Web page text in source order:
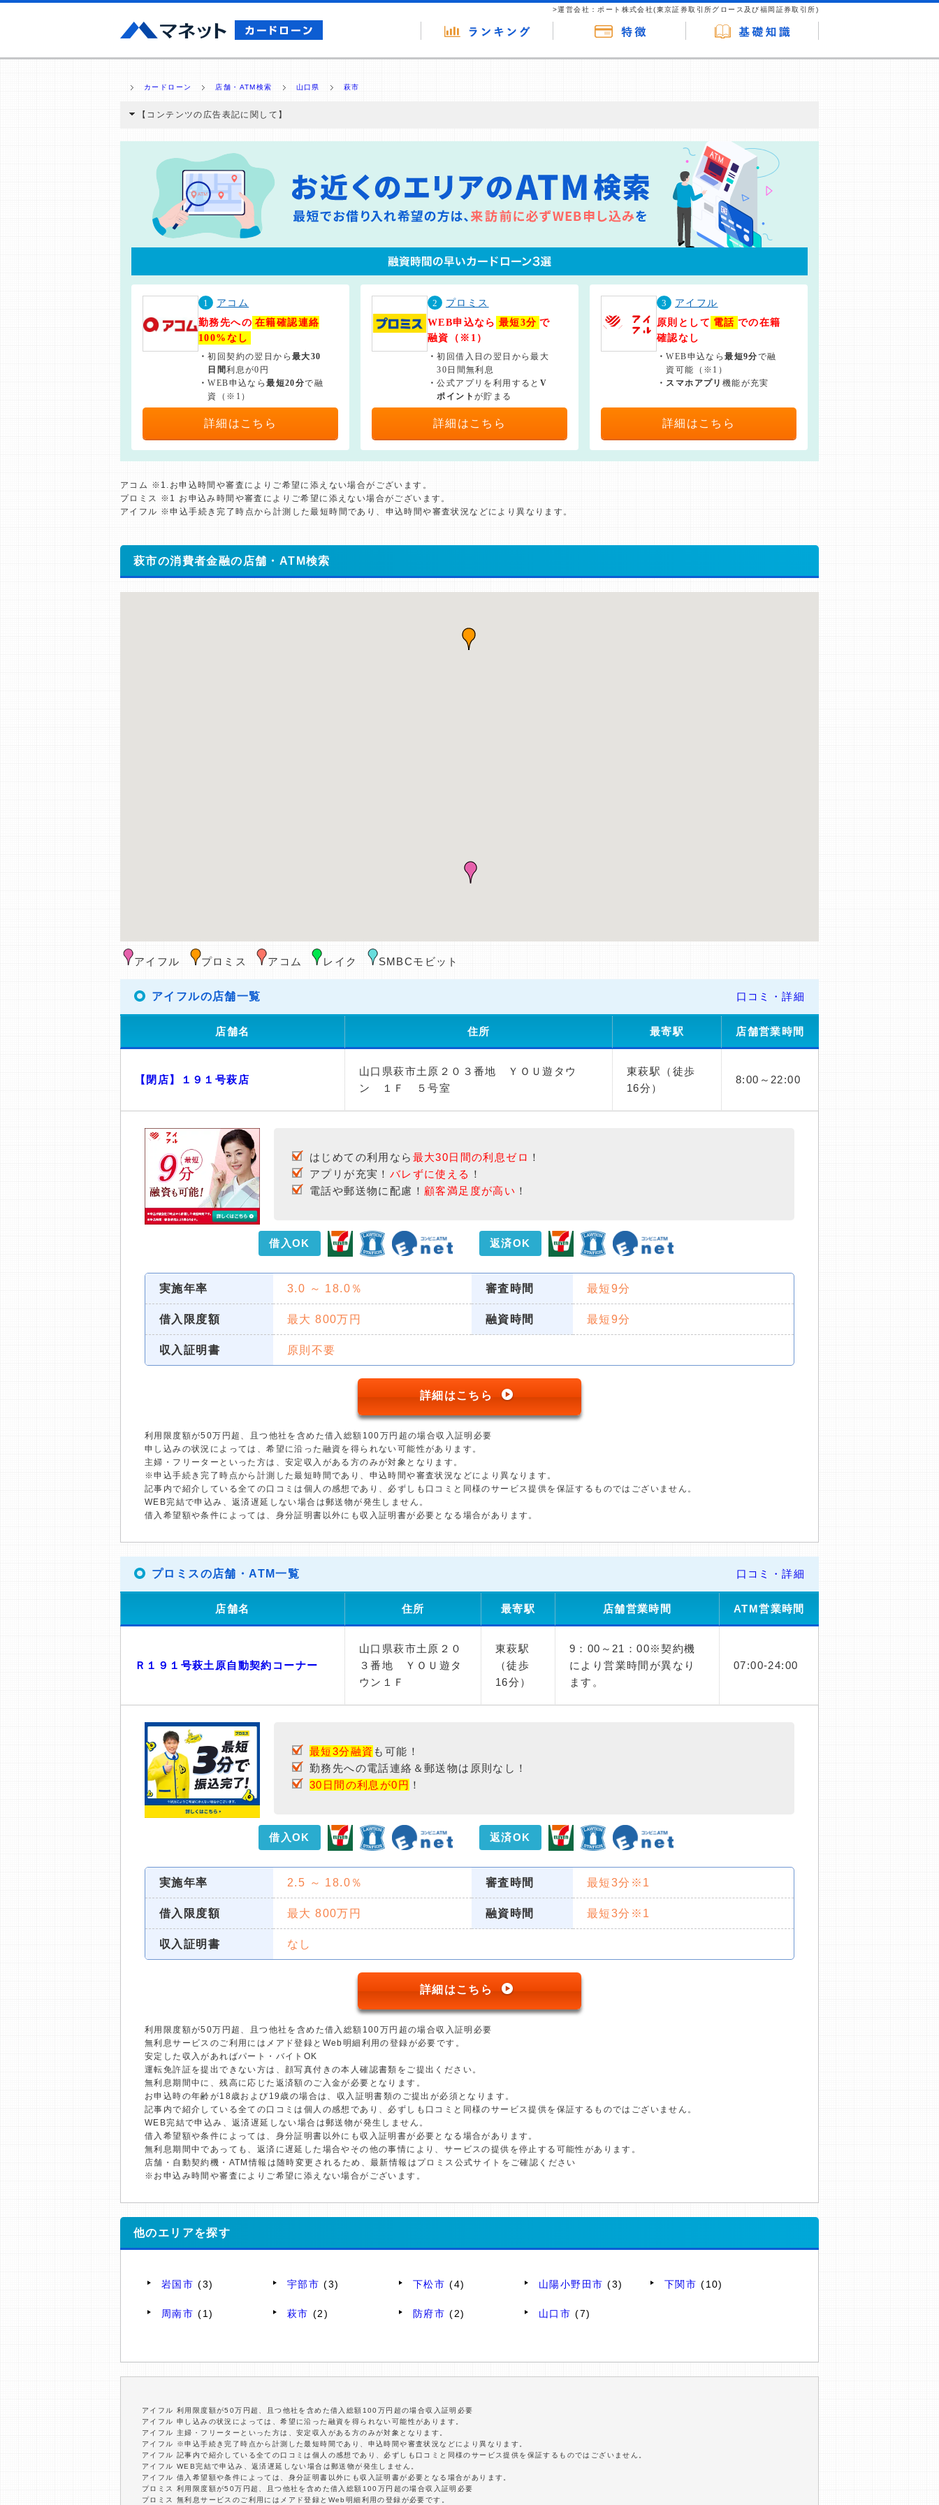
>運営会社：ポート株式会社(東京証券取引所グロース及び福岡証券取引所)
カードローン 店舗・ATM検索 山口県 萩市
【コンテンツの広告表記に関して】
と弊社に対して企業から紹介報酬が支払われるという収益モデルです。 ただし、特定の商品を根拠なくPRするものではなく、当編集部の調査／ユーザーへの口コ
ミ収集などに基づき、公平性を担保した情報提供を行っています。
>提携企業一覧
1
アコム
勤務先への 在籍確認連絡
100%なし
・初回契約の翌日から最大30
日間利息が0円
・WEB申込なら最短20分で融
資（※1）
詳細はこちら
2
プロミス
WEB申込なら 最短3分 で
融資（※1）
・初回借入日の翌日から最大
30日間無利息
・公式アプリを利用すると V
ポイントが貯まる
詳細はこちら
3
アイフル
原則として 電話 での在籍
確認なし
・WEB申込なら最短9分で融
資可能（※1）
・ スマホアプリ 機能が充実
詳細はこちら
アコム ※1.お申込時間や審査によりご希望に添えない場合がございます。
プロミス ※1 お申込み時間や審査によりご希望に添えない場合がございます。
アイフル ※申込手続き完了時点から計測した最短時間であり、申込時間や審査状況などにより異なります。
萩市の消費者金融の店舗・ATM検索
アイフル プロミス アコム レイク SMBCモビット
アイフルの店舗一覧 口コミ・詳細
店舗名 住所 最寄駅 店舗営業時間
【閉店】１９１号萩店
山口県萩市土原２０３番地 ＹＯＵ遊タウ
ン １Ｆ ５号室
東萩駅（徒歩
16分）
8:00～22:00
はじめての利用なら 最大30日間の利息ゼロ ！
アプリが充実！ バレずに使える ！
電話や郵送物に配慮！ 顧客満足度が高い ！
借入OK 返済OK
実施年率 3.0 ～ 18.0％ 審査時間 最短9分
借入限度額 最大 800万円 融資時間 最短9分
収入証明書 原則不要
詳細はこちら
利用限度額が50万円超、且つ他社を含めた借入総額100万円超の場合収入証明必要
申し込みの状況によっては、希望に沿った融資を得られない可能性があります。
主婦・フリーターといった方は、安定収入がある方のみが対象となります。
※申込手続き完了時点から計測した最短時間であり、申込時間や審査状況などにより異なります。
記事内で紹介している全ての口コミは個人の感想であり、必ずしも口コミと同様のサービス提供を保証するものではございません。
WEB完結で申込み、返済遅延しない場合は郵送物が発生しません。
借入希望額や条件によっては、身分証明書以外にも収入証明書が必要となる場合があります。
プロミスの店舗・ATM一覧 口コミ・詳細
店舗名 住所 最寄駅 店舗営業時間 ATM営業時間
Ｒ１９１号萩土原自動契約コーナー
山口県萩市土原２０
３番地 ＹＯＵ遊タ
ウン１Ｆ
東萩駅
（徒歩
16分）
9：00～21：00※契約機
により営業時間が異なり
ます。
07:00-24:00
最短3分融資 も可能！
勤務先への電話連絡＆郵送物は原則なし！
30日間の利息が0円 ！
借入OK 返済OK
実施年率 2.5 ～ 18.0％ 審査時間 最短3分※1
借入限度額 最大 800万円 融資時間 最短3分※1
収入証明書 なし
詳細はこちら
利用限度額が50万円超、且つ他社を含めた借入総額100万円超の場合収入証明必要
無利息サービスのご利用にはメアド登録とWeb明細利用の登録が必要です。
安定した収入があればパート・バイトOK
運転免許証を提出できない方は、顔写真付きの本人確認書類をご提出ください。
無利息期間中に、残高に応じた返済額のご入金が必要となります。
お申込時の年齢が18歳および19歳の場合は、収入証明書類のご提出が必須となります。
記事内で紹介している全ての口コミは個人の感想であり、必ずしも口コミと同様のサービス提供を保証するものではございません。
WEB完結で申込み、返済遅延しない場合は郵送物が発生しません。
借入希望額や条件によっては、身分証明書以外にも収入証明書が必要となる場合があります。
無利息期間中であっても、返済に遅延した場合やその他の事情により、サービスの提供を停止する可能性があります。
店舗・自動契約機・ATM情報は随時変更されるため、最新情報はプロミス公式サイトをご確認ください
※お申込み時間や審査によりご希望に添えない場合がございます。
他のエリアを探す
岩国市 (3) 宇部市 (3) 下松市 (4) 山陽小野田市 (3) 下関市 (10)
周南市 (1) 萩市 (2) 防府市 (2) 山口市 (7)
アイフル 利用限度額が50万円超、且つ他社を含めた借入総額100万円超の場合収入証明必要
アイフル 申し込みの状況によっては、希望に沿った融資を得られない可能性があります。
アイフル 主婦・フリーターといった方は、安定収入がある方のみが対象となります。
アイフル ※申込手続き完了時点から計測した最短時間であり、申込時間や審査状況などにより異なります。
アイフル 記事内で紹介している全ての口コミは個人の感想であり、必ずしも口コミと同様のサービス提供を保証するものではございません。
アイフル WEB完結で申込み、返済遅延しない場合は郵送物が発生しません。
アイフル 借入希望額や条件によっては、身分証明書以外にも収入証明書が必要となる場合があります。
プロミス 利用限度額が50万円超、且つ他社を含めた借入総額100万円超の場合収入証明必要
プロミス 無利息サービスのご利用にはメアド登録とWeb明細利用の登録が必要です。